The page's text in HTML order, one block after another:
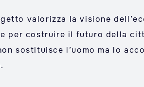
valorizza la visione
per costruire il futuro della
sostituisce l’uomo ma lo